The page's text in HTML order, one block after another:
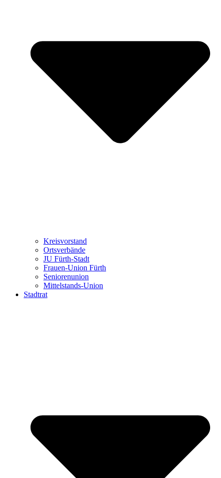
Kreisvorstand
Ortsverbände
JU Fürth-Stadt
Frauen-Union Fürth
Seniorenunion
Mittelstands-Union
Stadtrat